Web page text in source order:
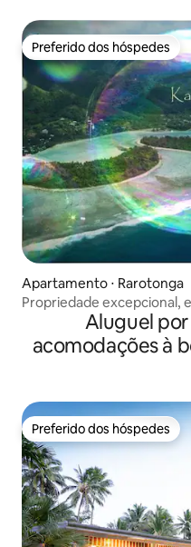
Preferido dos hóspedes
Preferido dos hóspedes
Apartamento ⋅ Rarotonga
Propriedade excepcional,
Aluguel
acomodações à
Preferido dos hóspedes
Preferido dos hóspedes